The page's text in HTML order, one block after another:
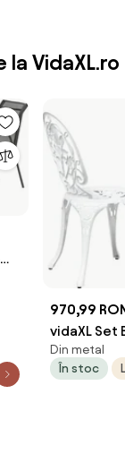
VidaXL.ro
970,99
vidaXL Set
Aluminiu
Din metal
În stoc